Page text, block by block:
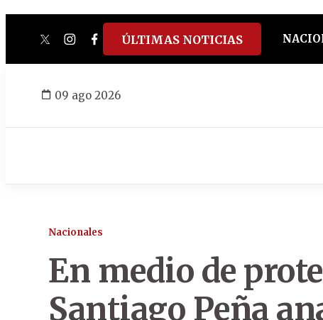
twitterinstagram
facebook
tiktokyoutube
spotify
ÚLTIMAS NOTICIAS
09 ago 2026
Nacionales
En medio de
Santiago Peña